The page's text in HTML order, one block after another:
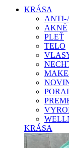
KRÁSA
ANTI-
AKNÉ
PLEŤ
TELO
KRÁSA